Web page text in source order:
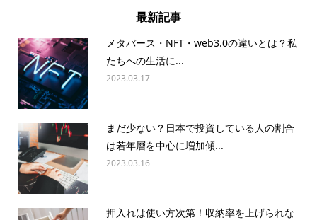
最新記事
メタバース・NFT・web3.0の違いとは？私
たちへの生活に...
2023.03.17
まだ少ない？日本で投資している人の割合
は若年層を中心に増加傾...
2023.03.16
押入れは使い方次第！収納率を上げられな